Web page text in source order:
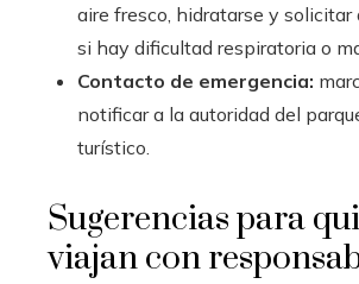
aire fresco, hidratarse y solicitar
si hay dificultad respiratoria o
Contacto de emergencia:
notificar a la autoridad del
turístico.
Sugerencias para
viajan con